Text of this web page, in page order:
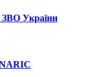
ЗВО України
NARIC